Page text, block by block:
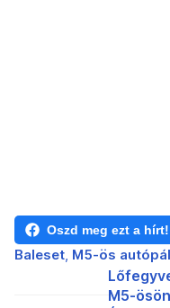
Oszd meg ezt a hírt!
Baleset M5-ös
M5-ösön